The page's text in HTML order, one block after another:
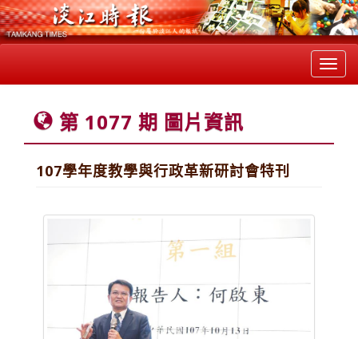
第 1077 期 圖片資訊
107學年度教學與行政革新研討會特刊